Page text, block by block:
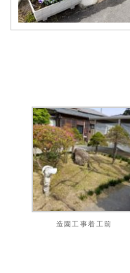
造園工事着工前